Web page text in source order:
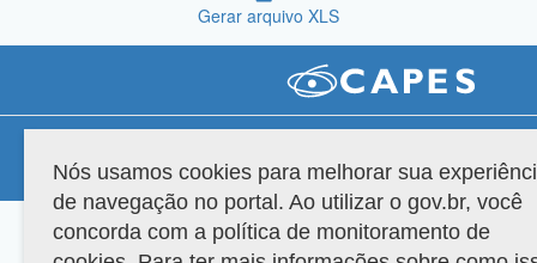
Gerar arquivo XLS
Compatibilidade
Versão do sistema: 3.88.9 Copyright 2022 Capes. Todos os direitos reservados.
Nós usamos cookies para melhorar sua
de navegação no portal. Ao utilizar o gov.br, você
concorda com a política de monitoramento de